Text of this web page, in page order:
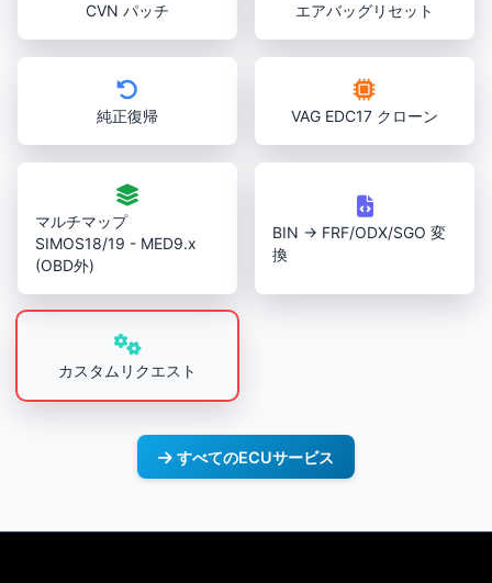
CVN パッチ エアバッグリセット
純正復帰 VAG EDC17 クローン
マルチマップ
SIMOS18/19 - MED9.x
(OBD外)
BIN → FRF/ODX/SGO 変
換
カスタムリクエスト
すべてのECUサービス